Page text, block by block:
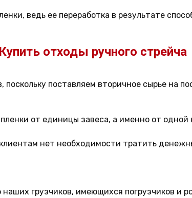
ведь ее переработка в результате
Купить отходы ручного стрейча
поставляем вторичное сырье на
от единицы завеса, а именно от одной
нет необходимости тратить
грузчиков, имеющихся погрузчиков и